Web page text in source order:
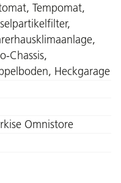
Tempomat,
Chassis,
Heckgarage
Omnistore